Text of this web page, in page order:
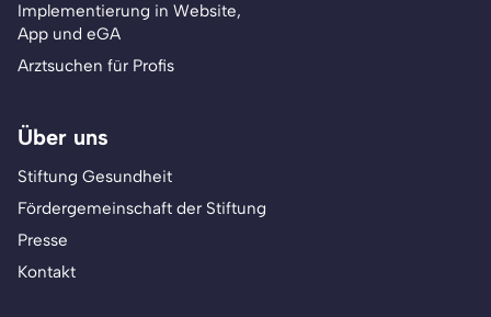
Implementierung in Website,
App und eGA
Arztsuchen für Profis
Über uns
Stiftung Gesundheit
Fördergemeinschaft der Stiftung
Presse
Kontakt